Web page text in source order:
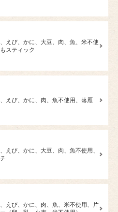
えび、かに、大豆、肉、魚、米不使
スティック
えび、かに、肉、魚不使用、落雁
えび、かに、大豆、肉、魚不使用、
えび、かに、肉、魚、米不使用、片